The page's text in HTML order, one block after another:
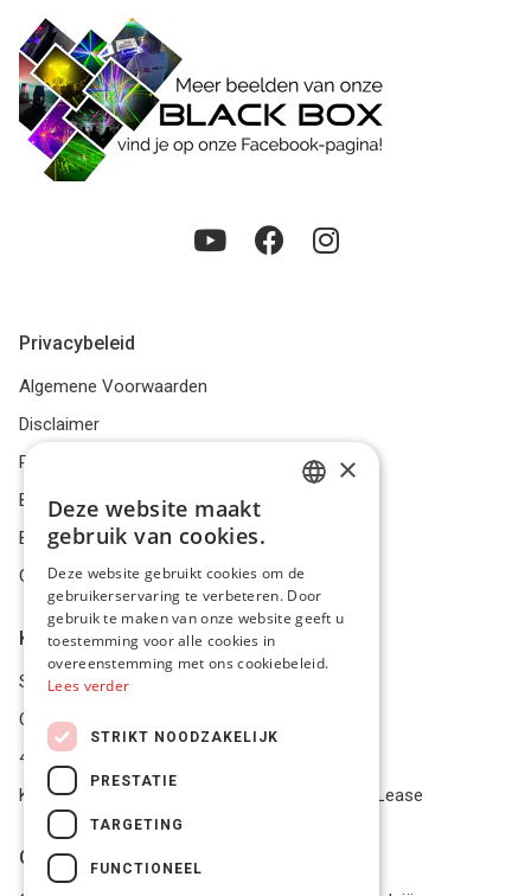
Privacybeleid
Algemene Voorwaarden
Disclaimer
Privacybeleid
Bestelling herroepen
Betalingsmiddelen
Geschillen
Klantenservice
Service Center
Onze winkel
4.9 op 5 gescoord op Trustpilot
Koop je materiaal op afbetaling met Pro Gear Lease
Onze beloftes
ENGLISH
×
Deze website maakt
gebruik van cookies.
Deze website gebruikt cookies om de
gebruikerservaring te verbeteren. Door
gebruik te maken van onze website geeft u
toestemming voor alle cookies in
overeenstemming met ons cookiebeleid.
Lees verder
STRIKT NOODZAKELIJK
PRESTATIE
TARGETING
FUNCTIONEEL